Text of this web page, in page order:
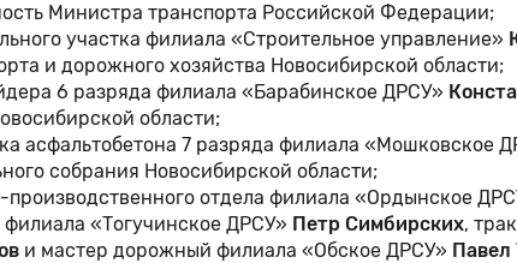
Министра транспорта Российской Федерации;
участка филиала «Строительное управление»
и дорожного хозяйства Новосибирской области;
6 разряда филиала «Барабинское ДРСУ»
области;
асфальтобетона 7 разряда филиала «Мошковское
собрания Новосибирской области;
отдела филиала «Ордынское
«Тогучинское ДРСУ» Петр Симбирских,
и мастер дорожный филиала «Обское ДРСУ» Павел